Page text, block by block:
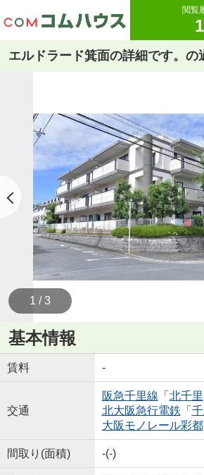
閲覧
1
エルドラード箕面の詳細です。の
1 / 3
基本情報
賃料 -
交通
阪急千里線 「 北千里
北大阪急行電鉄 「
大阪モノレール彩都
間取り(面積) -(-)